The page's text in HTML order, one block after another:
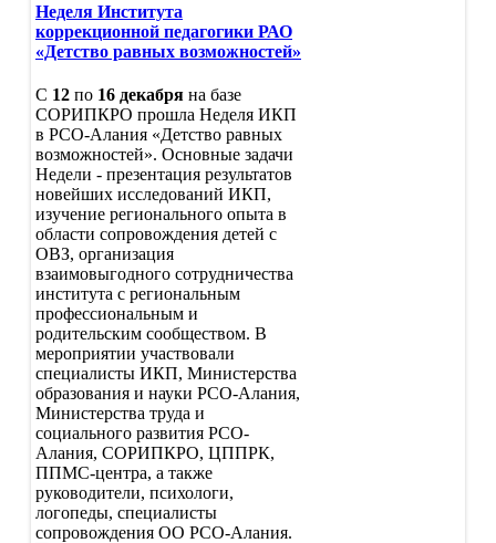
Неделя Института
коррекционной педагогики РАО
«Детство равных возможностей»
С 12 по 16 декабря на базе
СОРИПКРО прошла Неделя ИКП
в РСО-Алания «Детство равных
возможностей». Основные задачи
Недели - презентация результатов
новейших исследований ИКП,
изучение регионального опыта в
области сопровождения детей с
ОВЗ, организация
взаимовыгодного сотрудничества
института с региональным
профессиональным и
родительским сообществом. В
мероприятии участвовали
специалисты ИКП, Министерства
образования и науки РСО-Алания,
Министерства труда и
социального развития РСО-
Алания, СОРИПКРО, ЦППРК,
ППМС-центра, а также
руководители, психологи,
логопеды, специалисты
сопровождения ОО РСО-Алания.